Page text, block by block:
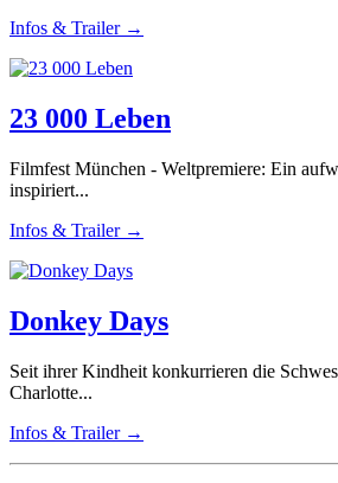
Infos & Trailer →
23 000 Leben
Filmfest München - Weltpremiere: Ein
inspiriert...
Infos & Trailer →
Donkey Days
Seit ihrer Kindheit konkurrieren die
Charlotte...
Infos & Trailer →